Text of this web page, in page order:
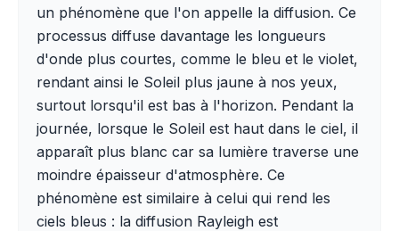
un phénomène que l'on appelle la diffusion. Ce
processus diffuse davantage les longueurs
d'onde plus courtes, comme le bleu et le violet,
rendant ainsi le Soleil plus jaune à nos yeux,
surtout lorsqu'il est bas à l'horizon. Pendant la
journée, lorsque le Soleil est haut dans le ciel, il
apparaît plus blanc car sa lumière traverse une
moindre épaisseur d'atmosphère. Ce
phénomène est similaire à celui qui rend les
ciels bleus : la diffusion Rayleigh est